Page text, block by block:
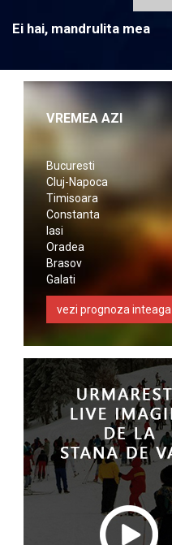
Ei hai, mandrulita mea
VREMEA AZI
Bucuresti
Cluj-Napoca
Timisoara
Constanta
Iasi
Oradea
Brasov
Galati
vezi prognoza inteaga